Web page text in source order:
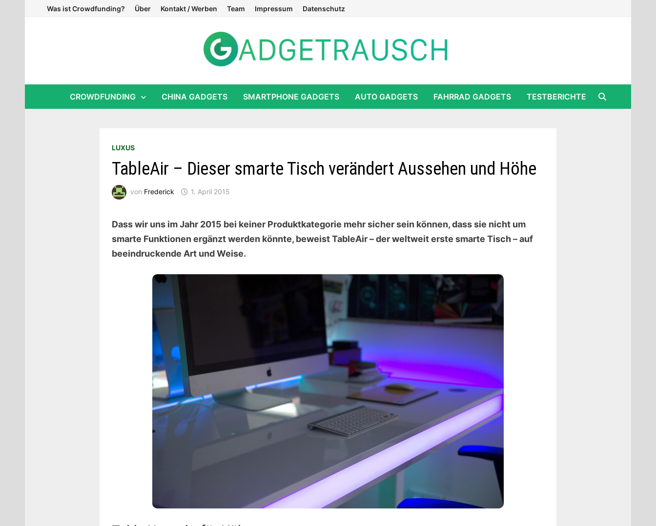
Was ist Crowdfunding? Über Kontakt / Werben Team Impressum Datenschutz
CROWDFUNDING CHINA GADGETS SMARTPHONE GADGETS AUTO GADGETS FAHRRAD GADGETS TESTBERICHTE
LUXUS
TableAir – Dieser smarte Tisch verändert Aussehen und Höhe
von Frederick 1. April 2015
Dass wir uns im Jahr 2015 bei keiner Produktkategorie mehr sicher sein können, dass sie nicht um
smarte Funktionen ergänzt werden könnte, beweist TableAir – der weltweit erste smarte Tisch – auf
beeindruckende Art und Weise.